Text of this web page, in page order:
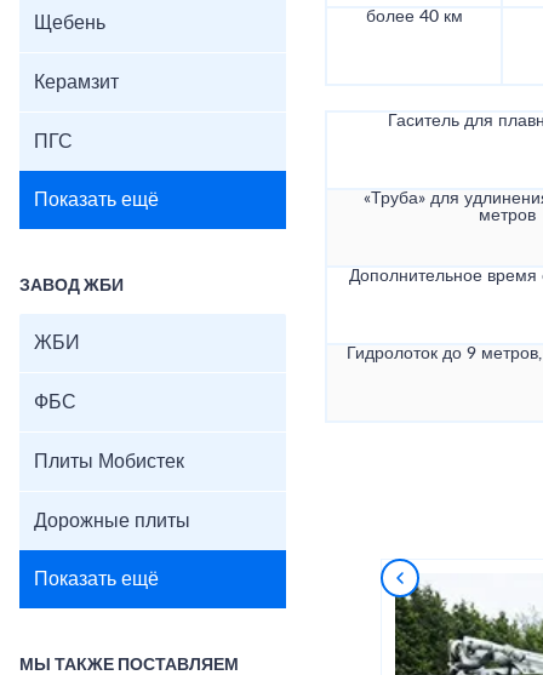
Щебень
Керамзит
ПГС
Показать ещё
ЗАВОД ЖБИ
ЖБИ
ФБС
Плиты Мобистек
Дорожные плиты
Показать ещё
МЫ ТАКЖЕ ПОСТАВЛЯЕМ
более 40 км
Гаситель для
«Труба» для
метров
Дополнительное
Гидролоток до 9